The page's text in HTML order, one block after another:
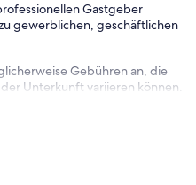
Gastgeber
gewerblichen, geschäftlichen
Gebühren an, die
Unterkunft variieren können.